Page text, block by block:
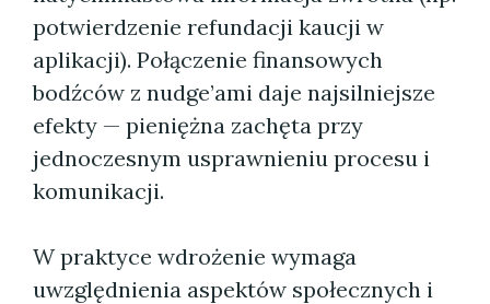
potwierdzenie refundacji kaucji w
aplikacji). Połączenie finansowych
bodźców z nudge’ami daje najsilniejsze
efekty — pieniężna zachęta przy
jednoczesnym usprawnieniu procesu i
komunikacji.
W praktyce wdrożenie wymaga
uwzględnienia aspektów społecznych i